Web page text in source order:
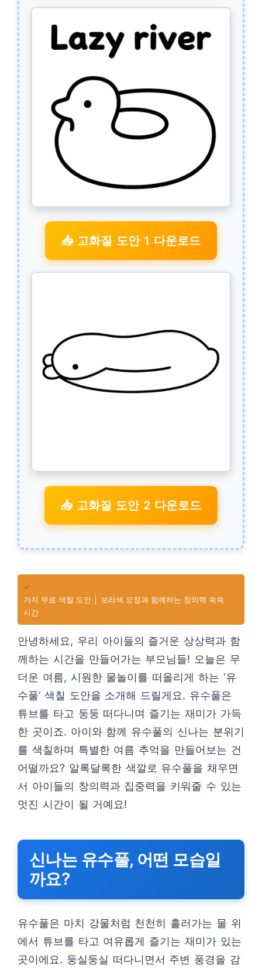
📥 고화질 도안 1 다운로드
📥 고화질 도안 2 다운로드
✓
가지 무료 색칠 도안 │ 보라색 요정과 함께하는 창의력 쑥쑥
시간
안녕하세요, 우리 아이들의 즐거운 상상력과 함
께하는 시간을 만들어가는 부모님들! 오늘은 무
더운 여름, 시원한 물놀이를 떠올리게 하는 ‘유
수풀’ 색칠 도안을 소개해 드릴게요. 유수풀은
튜브를 타고 둥둥 떠다니며 즐기는 재미가 가득
한 곳이죠. 아이와 함께 유수풀의 신나는 분위기
를 색칠하며 특별한 여름 추억을 만들어보는 건
어떨까요? 알록달록한 색깔로 유수풀을 채우면
서 아이들의 창의력과 집중력을 키워줄 수 있는
멋진 시간이 될 거예요!
신나는 유수풀, 어떤 모습일
까요?
유수풀은 마치 강물처럼 천천히 흘러가는 물 위
에서 튜브를 타고 여유롭게 즐기는 재미가 있는
곳이에요. 둥실둥실 떠다니면서 주변 풍경을 감